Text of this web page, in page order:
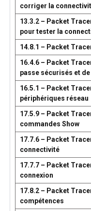
corriger la
13.3.2 – Packet
pour tester la
14.8.1 – Packet
16.4.6 – Packet
passe sécurisés et de
16.5.1 – Packet
périphériques réseau
17.5.9 – Packet
commandes Show
17.7.6 – Packet
connectivité
17.7.7 – Packet
connexion
17.8.2 – Packet
compétences